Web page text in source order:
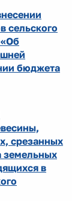
сельского
бюджета
срезанных
земельных
в